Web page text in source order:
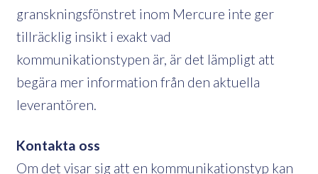
granskningsfönstret inom Mercure inte ger
tillräcklig insikt i exakt vad
kommunikationstypen är, är det lämpligt att
begära mer information från den aktuella
leverantören.
Kontakta oss
Om det visar sig att en kommunikationstyp kan